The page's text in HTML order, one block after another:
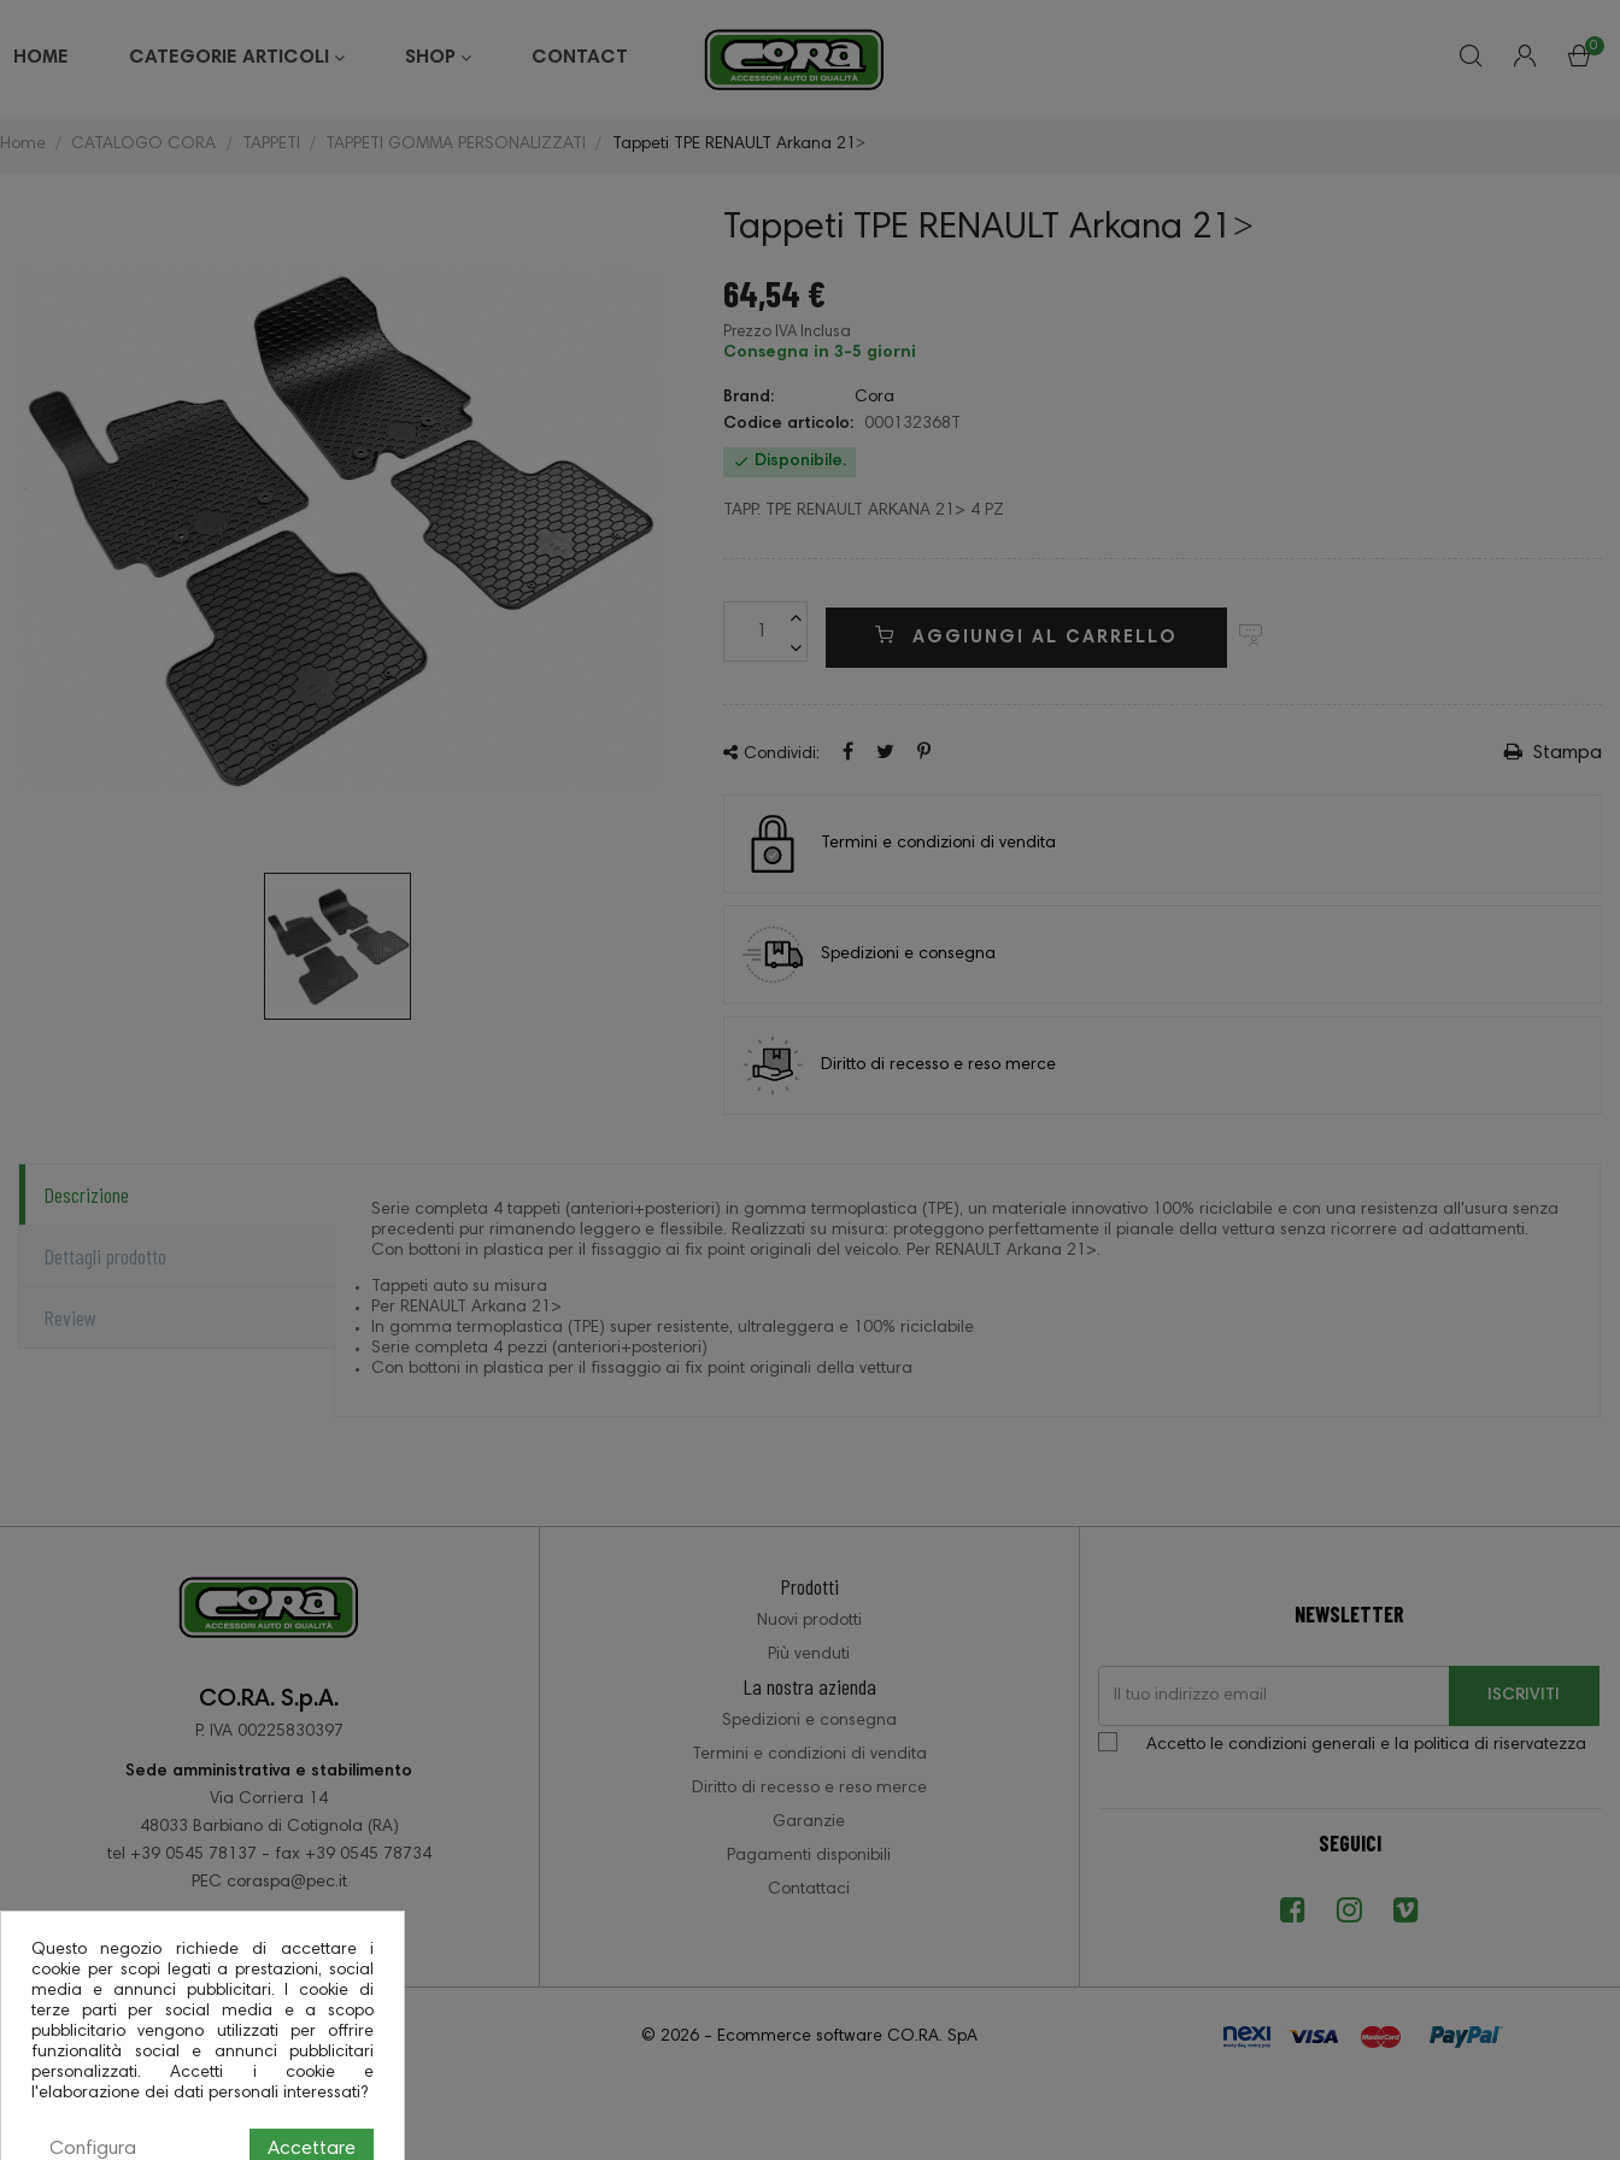
HOME CATEGORIE ARTICOLI SHOP CONTACT
0
Home CATALOGO CORA TAPPETI TAPPETI GOMMA PERSONALIZZATI Tappeti TPE RENAULT Arkana 21˃
Tappeti TPE RENAULT Arkana 21˃
64,54 €
Prezzo IVA Inclusa
Consegna in 3-5 giorni
Brand:
Cora
Codice articolo:
000132368T
 Disponibile.
TAPP. TPE RENAULT ARKANA 21> 4 PZ
AGGIUNGI AL CARRELLO
Condividi: Stampa
Termini e condizioni di vendita
Spedizioni e consegna
Diritto di recesso e reso merce
Descrizione
Dettagli prodotto
Review
Serie completa 4 tappeti (anteriori+posteriori) in gomma termoplastica (TPE), un materiale innovativo 100% riciclabile e con una resistenza all'usura senza
precedenti pur rimanendo leggero e flessibile. Realizzati su misura: proteggono perfettamente il pianale della vettura senza ricorrere ad adattamenti.
Con bottoni in plastica per il fissaggio ai fix point originali del veicolo. Per RENAULT Arkana 21>.
Tappeti auto su misura
Per RENAULT Arkana 21>
In gomma termoplastica (TPE) super resistente, ultraleggera e 100% riciclabile
Serie completa 4 pezzi (anteriori+posteriori)
Con bottoni in plastica per il fissaggio ai fix point originali della vettura
CO.RA. S.p.A.
P. IVA 00225830397
Sede amministrativa e stabilimento
Via Corriera 14
48033 Barbiano di Cotignola (RA)
tel +39 0545 78137 - fax +39 0545 78734
PEC coraspa@pec.it
Prodotti
Nuovi prodotti
Più venduti
La nostra azienda
Spedizioni e consegna
Termini e condizioni di vendita
Diritto di recesso e reso merce
Garanzie
Pagamenti disponibili
Contattaci
NEWSLETTER
ISCRIVITI
Accetto le condizioni generali e la politica di riservatezza
SEGUICI
© 2026 - Ecommerce software CO.RA. SpA
Questo negozio richiede di accettare i
cookie per scopi legati a prestazioni, social
media e annunci pubblicitari. I cookie di
terze parti per social media e a scopo
pubblicitario vengono utilizzati per offrire
funzionalità social e annunci pubblicitari
personalizzati. Accetti i cookie e
l'elaborazione dei dati personali interessati?
Accettare
Configura